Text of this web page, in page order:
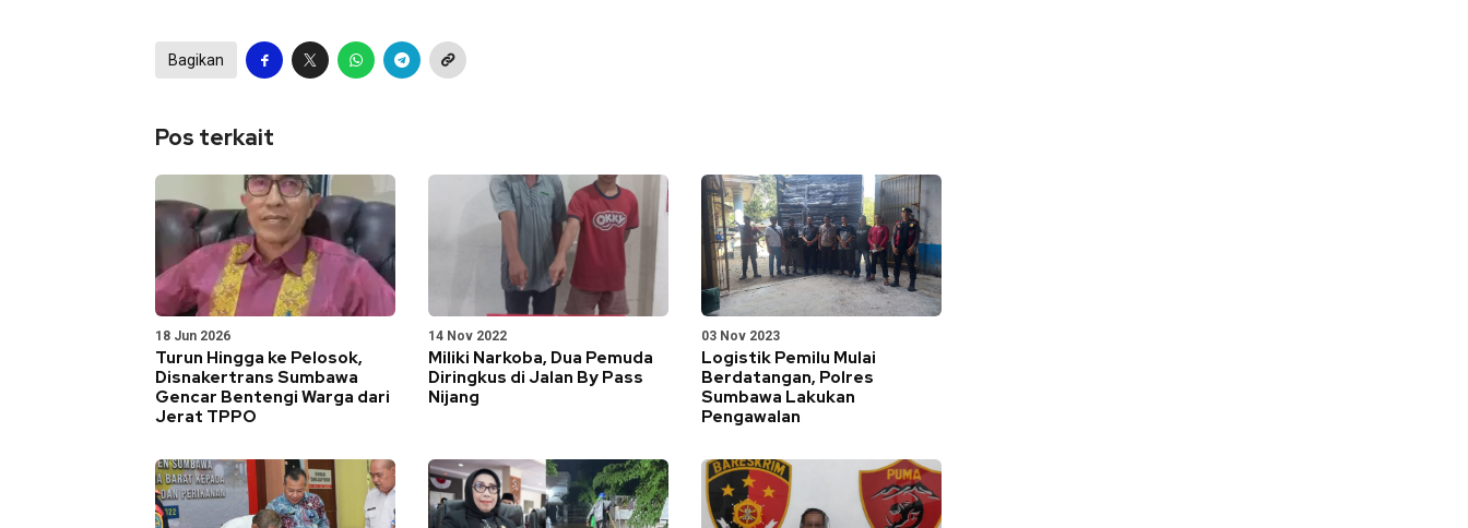
Bagikan
Pos terkait
18 Jun 2026
Turun Hingga ke Pelosok,
Disnakertrans Sumbawa
Gencar Bentengi Warga dari
Jerat TPPO
14 Nov 2022
Miliki Narkoba, Dua Pemuda
Diringkus di Jalan By Pass
Nijang
03 Nov 2023
Logistik Pemilu Mulai
Berdatangan, Polres
Sumbawa Lakukan
Pengawalan